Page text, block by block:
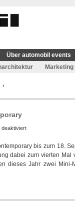
Über automobil events
Marketing
deaktiviertfür
unterstützt
zum
vierten
berlin
bis zum 18.
dabei zum vierten Mal
dieses Jahr zwei Mini-